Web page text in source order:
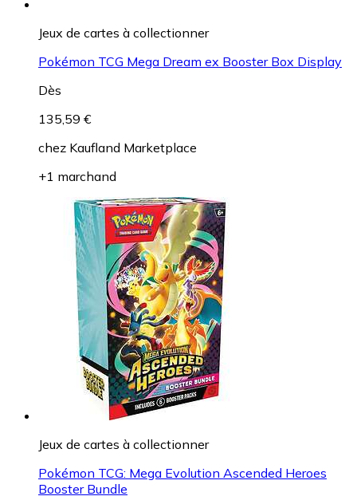
Jeux de cartes à collectionner
Pokémon TCG Mega Dream ex Booster Box Display
Dès
135,59 €
chez Kaufland Marketplace
+1 marchand
Jeux de cartes à collectionner
Pokémon TCG: Mega Evolution Ascended Heroes
Booster Bundle